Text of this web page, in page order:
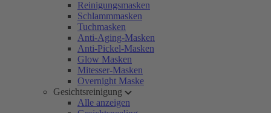
Reinigungsmasken
Schlammmasken
Tuchmasken
Anti-Aging-Masken
Anti-Pickel-Masken
Glow Masken
Mitesser-Masken
Overnight Maske
Gesichtsreinigung
Alle anzeigen